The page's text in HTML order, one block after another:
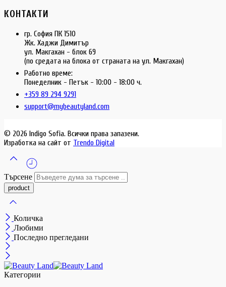
КОНТАКТИ
гр. София ПК 1510
Жк. Хаджи Димитър
ул. Макгахан - блок 69
(по средата на блока от страната на ул. Макгахан)
Работно време:
Понеделник - Петък - 10:00 - 18:00 ч.
+359 89 294 9291
support@mybeautyland.com
© 2026 Indigo Sofia. Всички права запазени.
Изработка на сайт от Trendo Digital
Търсене
Количка
Любими
Последно прегледани
Категории